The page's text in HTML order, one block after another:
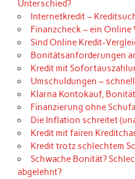
Unterschied?
Internetkredit –
Finanzcheck – ein
Sind Online Kredit-
Bonitätsanforderungen
Kredit mit
Umschuldungen –
Klarna Kontokauf,
Finanzierung ohne
Die Inflation schreitet
Kredit mit fairen
Kredit trotz schlechtem
Schwache Bonität?
abgelehnt?